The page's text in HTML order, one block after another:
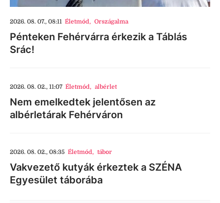
2026. 08. 07., 08:11 Életmód, Országalma
Pénteken Fehérvárra érkezik a Táblás
Srác!
2026. 08. 02., 11:07 Életmód, albérlet
Nem emelkedtek jelentősen az
albérletárak Fehérváron
2026. 08. 02., 08:35 Életmód, tábor
Vakvezető kutyák érkeztek a SZÉNA
Egyesület táborába